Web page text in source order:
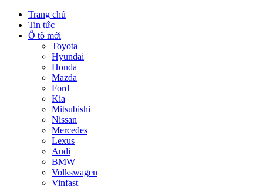
Trang chủ
Tin tức
Ô tô mới
Toyota
Hyundai
Honda
Mazda
Ford
Kia
Mitsubishi
Nissan
Mercedes
Lexus
Audi
BMW
Volkswagen
Vinfast